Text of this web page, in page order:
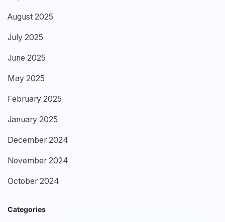
August 2025
July 2025
June 2025
May 2025
February 2025
January 2025
December 2024
November 2024
October 2024
Categories